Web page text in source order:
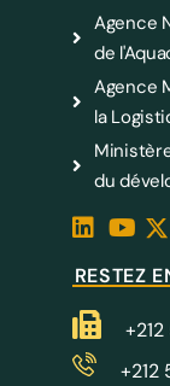
Agence
de
Agence
la
du
RESTEZ
+212